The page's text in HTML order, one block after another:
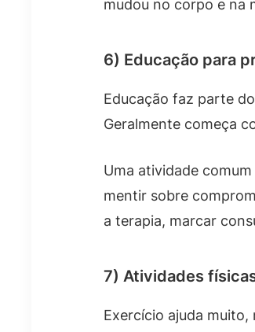
mudou no corpo e na
6) Educação para
Educação faz parte
Geralmente começa
Uma atividade
mentir sobre
a terapia, marcar
7) Atividades
Exercício ajuda